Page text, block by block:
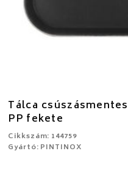
Tálca
PP fekete
Cikkszám: 144759
Gyártó: PINTINOX